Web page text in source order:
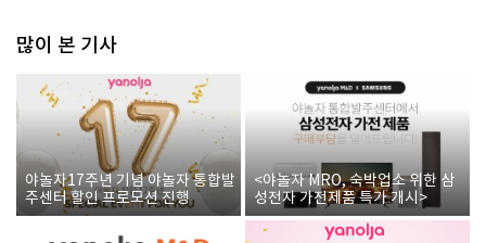
많이 본 기사
야놀자17주년 기념 야놀자 통합발
주센터 할인 프로모션 진행
<야놀자 MRO, 숙박업소 위한 삼
성전자 가전제품 특가 개시>